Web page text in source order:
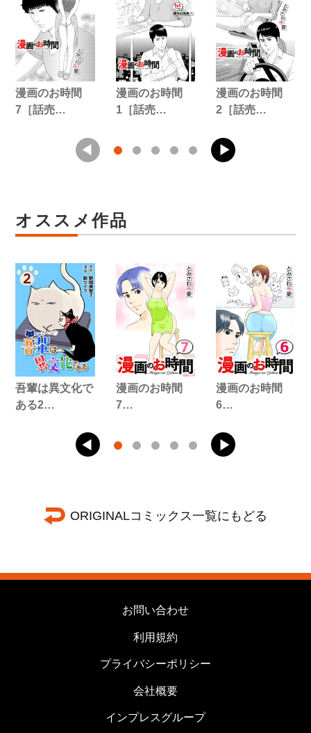
漫画のお時間
7［話売…
漫画のお時間
1［話売…
漫画のお時間
2［話売…
オススメ作品
吾輩は異文化で
ある2…
漫画のお時間
7…
漫画のお時間
6…
ORIGINALコミックス一覧にもどる
お問い合わせ
利用規約
プライバシーポリシー
会社概要
インプレスグループ